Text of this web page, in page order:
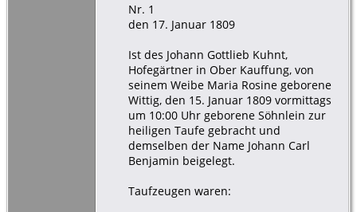
Nr. 1
den 17. Januar 1809
Ist des Johann Gottlieb Kuhnt,
Hofegärtner in Ober Kauffung, von
seinem Weibe Maria Rosine geborene
Wittig, den 15. Januar 1809 vormittags
um 10:00 Uhr geborene Söhnlein zur
heiligen Taufe gebracht und
demselben der Name Johann Carl
Benjamin beigelegt.
Taufzeugen waren: